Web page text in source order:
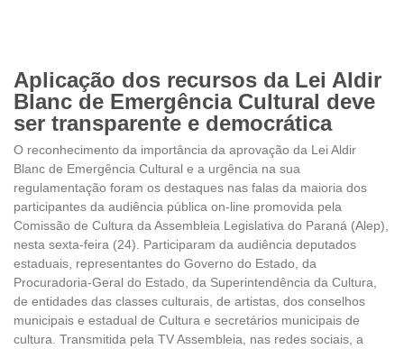
Aplicação dos recursos da Lei Aldir
Blanc de Emergência Cultural deve
ser transparente e democrática
O reconhecimento da importância da aprovação da Lei Aldir
Blanc de Emergência Cultural e a urgência na sua
regulamentação foram os destaques nas falas da maioria dos
participantes da audiência pública on-line promovida pela
Comissão de Cultura da Assembleia Legislativa do Paraná (Alep),
nesta sexta-feira (24). Participaram da audiência deputados
estaduais, representantes do Governo do Estado, da
Procuradoria-Geral do Estado, da Superintendência da Cultura,
de entidades das classes culturais, de artistas, dos conselhos
municipais e estadual de Cultura e secretários municipais de
cultura. Transmitida pela TV Assembleia, nas redes sociais, a